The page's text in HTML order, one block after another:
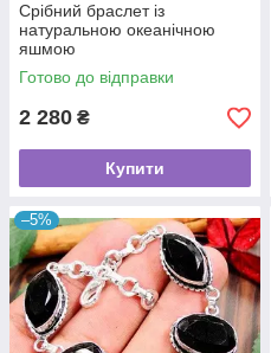
Срібний браслет із
натуральною океанічною
яшмою
Готово до відправки
2 280 ₴
Купити
–5%